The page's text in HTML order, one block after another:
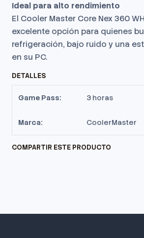
Ideal para alto rendimiento
El Cooler Master Core Nex 360
excelente opción para quienes
refrigeración, bajo ruido y una
en su PC.
DETALLES
Game Pass: 3 horas
Marca: CoolerMaster
COMPARTIR ESTE PRODUCTO